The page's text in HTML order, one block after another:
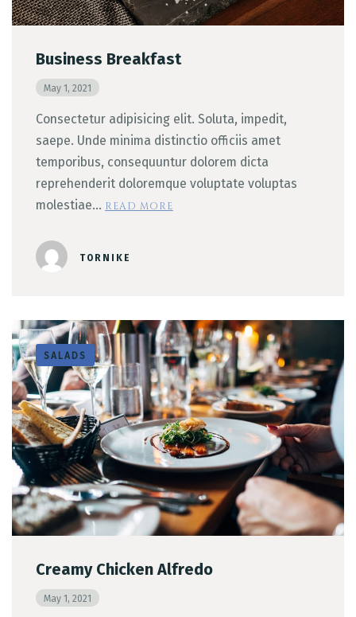
Business Breakfast
May 1, 2021
Consectetur adipisicing elit. Soluta, impedit,
saepe. Unde minima distinctio officiis amet
temporibus, consequuntur dolorem dicta
reprehenderit doloremque voluptate voluptas
molestiae… READ MORE
TORNIKE
SALADS
Creamy Chicken Alfredo
May 1, 2021